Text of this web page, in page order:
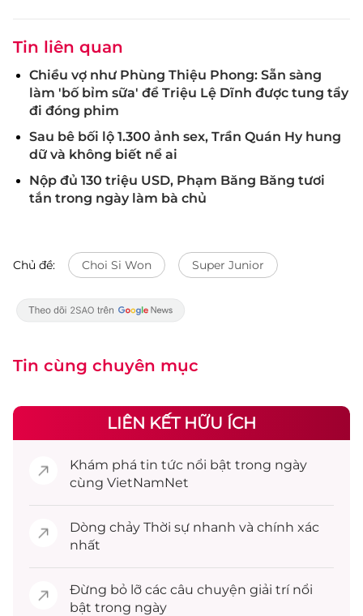
Tin liên quan
Chiều vợ như Phùng Thiệu Phong: Sẵn sàng
làm 'bố bỉm sữa' để Triệu Lệ Dĩnh được tung tẩy
đi đóng phim
Sau bê bối lộ 1.300 ảnh sex, Trần Quán Hy hung
dữ và không biết nể ai
Nộp đủ 130 triệu USD, Phạm Băng Băng tươi
tắn trong ngày làm bà chủ
Chủ đề: Choi Si Won Super Junior
Tin cùng chuyên mục
LIÊN KẾT HỮU ÍCH
Khám phá tin tức nổi bật trong ngày
cùng VietNamNet
Dòng chảy Thời sự nhanh và chính xác
nhất
Đừng bỏ lỡ các câu chuyện giải trínổi
bật trong ngày